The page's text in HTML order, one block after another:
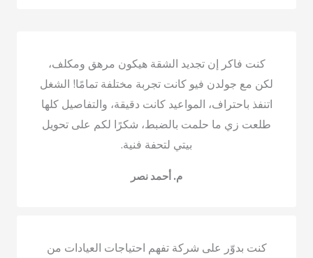
كنت فاكر إن تجديد الشقة هيكون مرهق ومكلف،
لكن مع جولدن فيو كانت تجربة مختلفة تمامًا! الشغل
اتنفذ باحتراف، المواعيد كانت دقيقة، والتفاصيل كلها
طلعت زي ما حلمت بالضبط، شكرًا لكم على تحويل
بيتي لتحفة فنية.
م. أحمد نصر
كنت بدوّر على شركة تفهم احتياجات العيادات من